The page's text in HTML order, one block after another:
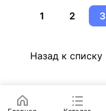
1 2 3
Назад к списку